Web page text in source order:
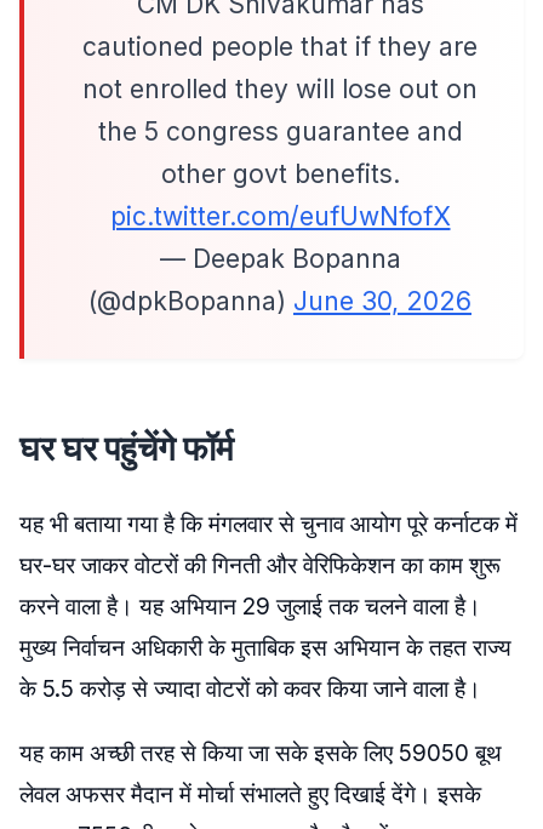
cautioned people that if they are
not enrolled they will lose out on
the 5 congress guarantee and
other govt benefits.
pic.twitter.com/eufUwNfofX
— Deepak Bopanna
(@dpkBopanna) June 30, 2026
घर घर पहुंचेंगे फॉर्म
यह भी बताया गया है कि मंगलवार से चुनाव आयोग पूरे कर्नाटक में
घर-घर जाकर वोटरों की गिनती और वेरिफिकेशन का काम शुरू
करने वाला है। यह अभियान 29 जुलाई तक चलने वाला है।
मुख्य निर्वाचन अधिकारी के मुताबिक इस अभियान के तहत राज्य
के 5.5 करोड़ से ज्यादा वोटरों को कवर किया जाने वाला है।
यह काम अच्छी तरह से किया जा सके इसके लिए 59050 बूथ
लेवल अफसर मैदान में मोर्चा संभालते हुए दिखाई देंगे। इसके